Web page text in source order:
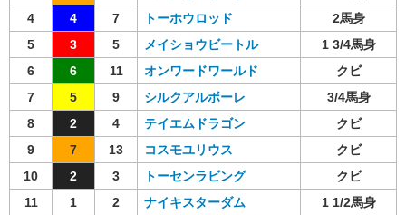
4
4 7 トーホウロッド
2馬身
5
3 5 メイショウビートル
1 3/4馬身
6
6 11 オンワードワールド
クビ
7
5 9 シルクアルボーレ
3/4馬身
8
2 4 テイエムドラゴン
クビ
9
7 13 コスモユリウス
クビ
10
2 3 トーセンラビング
クビ
11
1 2 ナイキスターダム
1 1/2馬身